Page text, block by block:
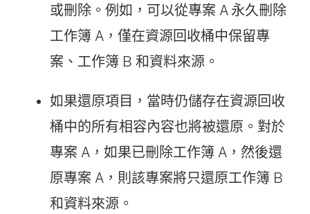
或刪除。例如，可以從專案 A 永久刪除
工作簿 A，僅在資源回收桶中保留專
案、工作簿 B 和資料來源。
如果還原項目，當時仍儲存在資源回收
桶中的所有相容內容也將被還原。對於
專案 A，如果已刪除工作簿 A，然後還
原專案 A，則該專案將只還原工作簿 B
和資料來源。